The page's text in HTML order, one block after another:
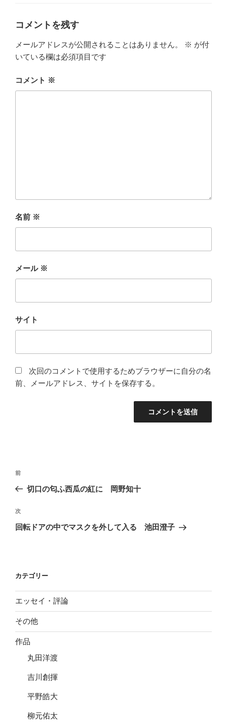
コメントを残す
メールアドレスが公開されることはありません。 ※ が付
いている欄は必須項目です
コメント ※
名前 ※
メール ※
サイト
次回のコメントで使用するためブラウザーに自分の名
前、メールアドレス、サイトを保存する。
投
ビ
ゲ
ン
前
の
稿
前
切口の匂ふ西瓜の紅に 岡野知十
次
の
次
回転ドアの中でマスクを外して入る 池田澄子
カテゴリー
エッセイ・評論
その他
作品
丸田洋渡
吉川創揮
平野皓大
柳元佑太